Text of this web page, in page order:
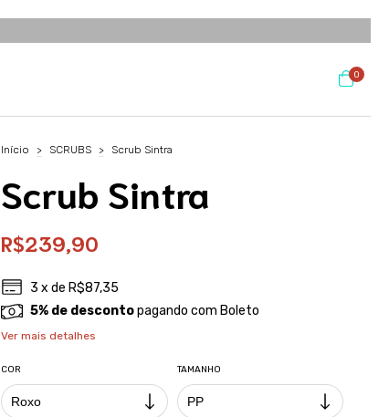
0
Início > SCRUBS > Scrub Sintra
Scrub Sintra
R$239,90
3 x de R$87,35
5% de descontopagando com Boleto
Ver mais detalhes
COR TAMANHO